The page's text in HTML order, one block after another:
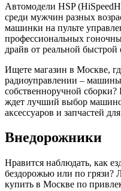
Автомодели HSP
среди мужчин разных
машинки на пульте
профессиональных
драйв от реальной быстрой
Ищете магазин в Москве,
радиоуправлении –
собственноручной
ждет лучший выбор
аксессуаров и запчастей
Внедорожники
Нравится наблюдать, как
бездорожью или по грязи?
купить в Москве по